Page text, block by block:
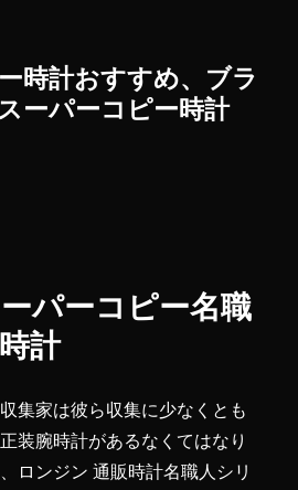
時計おすすめ、ブラ
ーパーコピー時計
パーコピー名職
計
集家は彼ら収集に少なくとも
装腕時計があるなくてはなり
ロンジン 通販時計名職人シリ